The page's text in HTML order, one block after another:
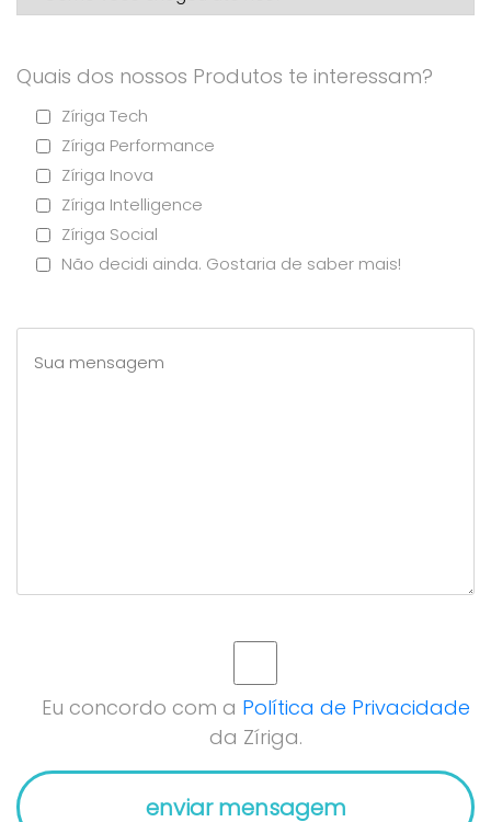
Quais dos nossos Produtos te interessam?
Zíriga Tech
Zíriga Performance
Zíriga Inova
Zíriga Intelligence
Zíriga Social
Não decidi ainda. Gostaria de saber mais!
Eu concordo com a Política de Privacidade
da Zíriga.